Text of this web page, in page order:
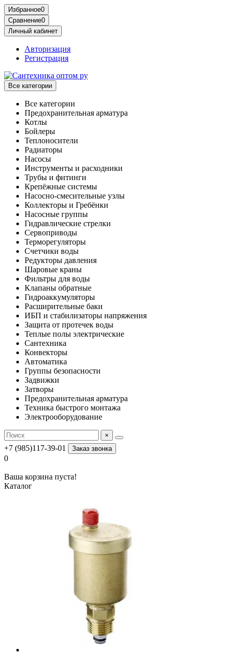
Избранное0
Сравнение0
Личный кабинет
Авторизация
Регистрация
Все категории
Все категории
Предохранительная арматура
Котлы
Бойлеры
Теплоносители
Радиаторы
Насосы
Инструменты и расходники
Трубы и фитинги
Крепёжные системы
Насосно-смесительные узлы
Коллекторы и Гребёнки
Насосные группы
Гидравлические стрелки
Сервоприводы
Терморегуляторы
Счетчики воды
Редукторы давления
Шаровые краны
Фильтры для воды
Клапаны обратные
Гидроаккумуляторы
Расширительные баки
ИБП и стабилизаторы напряжения
Защита от протечек воды
Теплые полы электрические
Сантехника
Конвекторы
Автоматика
Группы безопасности
Задвижки
Затворы
Предохранительная арматура
Техника быстрого монтажа
Электрооборудование
×
+7 (985)117-39-01 Заказ звонка
0
Ваша корзина пуста!
Каталог